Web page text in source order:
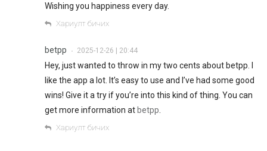
Wishing you happiness every day.
Хариулт бичих
betpp • 2025-12-26 | 20:44
Hey, just wanted to throw in my two cents about betpp. I
like the app a lot. It’s easy to use and I’ve had some good
wins! Give it a try if you’re into this kind of thing. You can
get more information at betpp
Хариулт бичих